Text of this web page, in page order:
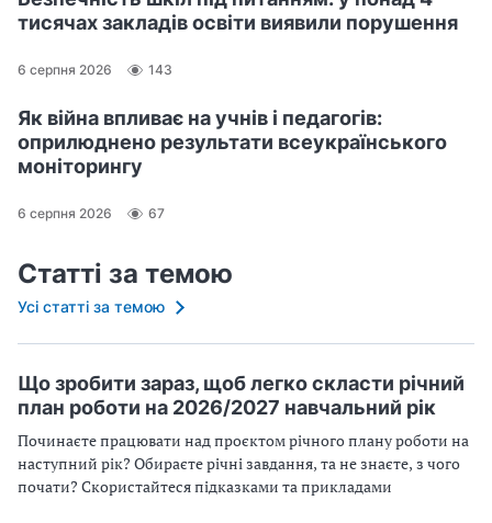
тисячах закладів освіти виявили порушення
6 серпня 2026 143
Як війна впливає на учнів і педагогів:
оприлюднено результати всеукраїнського
моніторингу
6 серпня 2026 67
Статті за темою
Усі статті за темою
Що зробити зараз, щоб легко скласти річний
план роботи на 2026/2027 навчальний рік
Починаєте працювати над проєктом річного плану роботи на
наступний рік? Обираєте річні завдання, та не знаєте, з чого
почати? Скористайтеся підказками та прикладами